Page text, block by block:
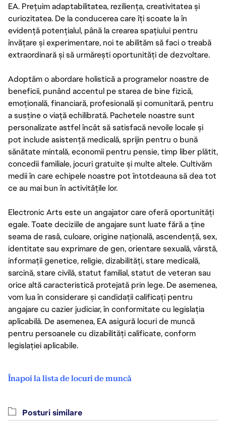
EA. Prețuim adaptabilitatea, reziliența, creativitatea și
curiozitatea. De la conducerea care îți scoate la în
evidență potențialul, până la crearea spațiului pentru
învățare și experimentare, noi te abilităm să faci o treabă
extraordinară și să urmărești oportunități de dezvoltare.
Adoptăm o abordare holistică a programelor noastre de
beneficii, punând accentul pe starea de bine fizică,
emoțională, financiară, profesională și comunitară, pentru
a susține o viață echilibrată. Pachetele noastre sunt
personalizate astfel încât să satisfacă nevoile locale și
pot include asistență medicală, sprijin pentru o bună
sănătate mintală, economii pentru pensie, timp liber plătit,
concedii familiale, jocuri gratuite și multe altele. Cultivăm
medii în care echipele noastre pot întotdeauna să dea tot
ce au mai bun în activitățile lor.
Electronic Arts este un angajator care oferă oportunități
egale. Toate deciziile de angajare sunt luate fără a ține
seama de rasă, culoare, origine națională, ascendență, sex,
identitate sau exprimare de gen, orientare sexuală, vârstă,
informații genetice, religie, dizabilități, stare medicală,
sarcină, stare civilă, statut familial, statut de veteran sau
orice altă caracteristică protejată prin lege. De asemenea,
vom lua în considerare și candidații calificați pentru
angajare cu cazier judiciar, în conformitate cu legislația
aplicabilă. De asemenea, EA asigură locuri de muncă
pentru persoanele cu dizabilități calificate, conform
legislației aplicabile.
Înapoi la lista de locuri de muncă
Posturi similare